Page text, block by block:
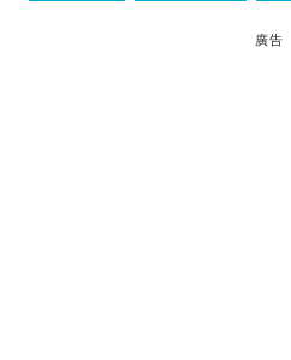
廣告